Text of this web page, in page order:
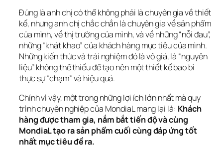
Đúng là anh chị có thể không phải là chuyên gia về thiết
kế, nhưng anh chị chắc chắn là chuyên gia về sản phẩm
của mình, về thị trường của mình, và về những “nỗi đau”,
những “khát khao” của khách hàng mục tiêu của mình.
Những kiến thức và trải nghiệm đó là vô giá, là “nguyên
liệu” không thể thiếu để tạo nên một thiết kế bao bì
thực sự “chạm” và hiệu quả.
Chính vì vậy, một trong những lợi ích lớn nhất mà quy
trình chuyên nghiệp của MondiaL mang lại là: Khách
hàng được tham gia, nắm bắt tiến độ và cùng
MondiaL tạo ra sản phẩm cuối cùng đáp ứng tốt
nhất mục tiêu đề ra.